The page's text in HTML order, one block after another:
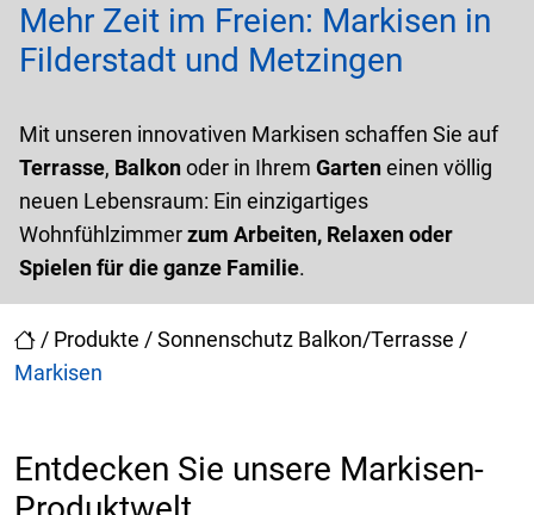
/ Produkte /Sonnenschutz Balkon/Terrasse /
Markisen
Mehr Zeit im Freien: Markisen in
Filderstadt und Metzingen
Mit unseren innovativen Markisen schaffen Sie auf
Terrasse, Balkonoder in Ihrem Garteneinen völlig
neuen Lebensraum: Ein einzigartiges
Wohnfühlzimmerzum Arbeiten, Relaxen oder
Spielen für die ganze Familie.
Entdecken Sie unsere Markisen-